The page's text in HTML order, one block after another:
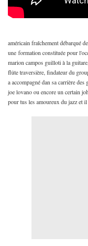
américain fraîchement débarqué
une formation constituée pour
marion campos guilloti à la
flûte traversière, findateur du
a accompagné dan sa carrière
joe lovano ou encore un certain
pour tus les amoureux du jazz et